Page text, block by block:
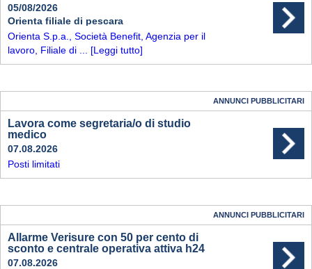
05/08/2026
Orienta filiale di pescara
Orienta S.p.a., Società Benefit, Agenzia per il
lavoro, Filiale di ... [Leggi tutto]
ANNUNCI PUBBLICITARI
Lavora come segretaria/o di studio
medico
07.08.2026
Posti limitati
ANNUNCI PUBBLICITARI
Allarme Verisure con 50 per cento di
sconto e centrale operativa attiva h24
07.08.2026